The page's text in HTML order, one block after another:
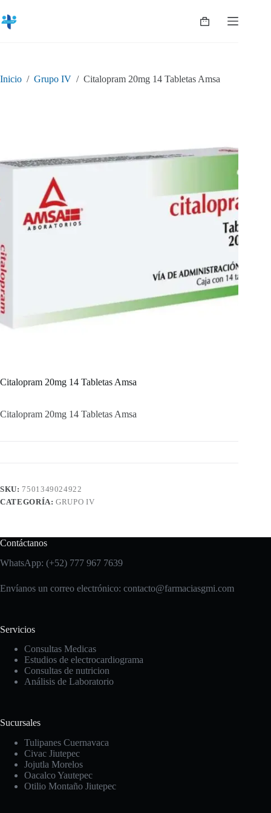
al
contenido
Shopping
Inicio / Grupo IV / Citalopram 20mg 14 Tabletas Amsa
Citalopram 20mg 14 Tabletas Amsa
Citalopram 20mg 14 Tabletas Amsa
SKU: 7501349024922
CATEGORÍA:GRUPO IV
Contáctanos
WhatsApp: (+52) 777 967 7639
Envíanos un correo electrónico: contacto@farmaciasgmi.com
Servicios
Consultas Medicas
Estudios de electrocardiograma
Consultas de nutricion
Análisis de Laboratorio
Sucursales
Tulipanes Cuernavaca
Civac Jiutepec
Jojutla Morelos
Oacalco Yautepec
Otilio Montaño Jiutepec